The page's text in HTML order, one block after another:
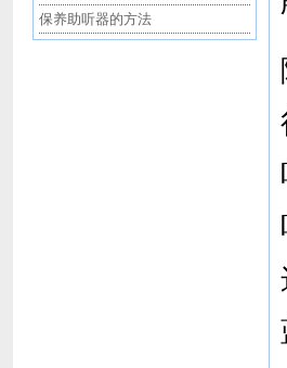
保养助听器的方法